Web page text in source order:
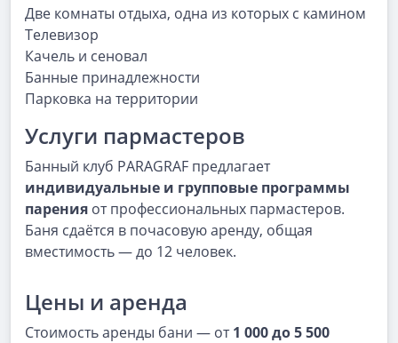
Две комнаты отдыха, одна из которых с камином
Телевизор
Качель и сеновал
Банные принадлежности
Парковка на территории
Услуги пармастеров
Банный клуб PARAGRAF предлагает
индивидуальные и групповые программы
парения от профессиональных пармастеров.
Баня сдаётся в почасовую аренду, общая
вместимость — до 12 человек.
Цены и аренда
Стоимость аренды бани — от1 000 до 5 500